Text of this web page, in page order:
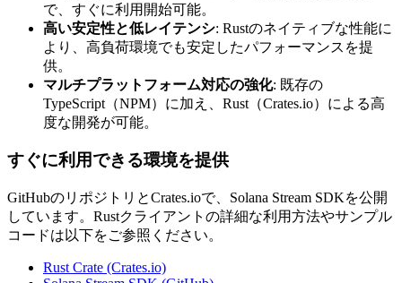
で、すぐに利用開始可能。
高い安定性と低レイテンシ: Rustのネイティブな性能に
より、高負荷環境でも安定したパフォーマンスを提
供。
マルチプラットフォーム対応の強化: 既存の
TypeScript（NPM）に加え、Rust（Crates.io）による高
度な開発が可能。
すぐに利用できる環境を提供
GitHubのリポジトリとCrates.ioで、Solana Stream SDKを公開
しています。Rustクライアントの詳細な利用方法やサンプル
コードは以下をご参照ください。
Rust Crate (Crates.io)